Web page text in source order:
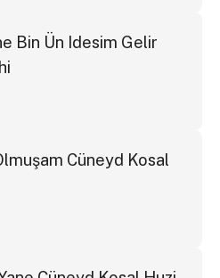
Bin Ün Idesim Gelir
Cüneyd Kosal